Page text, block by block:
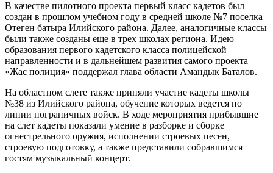
В качестве пилотного проекта первый класс кадетов был
создан в прошлом учебном году в средней школе №7 поселка
Отеген батыра Илийского района. Далее, аналогичные классы
были также созданы еще в трех школах региона. Идею
образования первого кадетского класса полицейской
направленности и в дальнейшем развития самого проекта
«Жас полиция» поддержал глава области Амандык Баталов.
На областном слете также приняли участие кадеты школы
№38 из Илийского района, обучение которых ведется по
линии пограничных войск. В ходе мероприятия прибывшие
на слет кадеты показали умение в разборке и сборке
огнестрельного оружия, исполнении строевых песен,
строевую подготовку, а также представили собравшимся
гостям музыкальный концерт.